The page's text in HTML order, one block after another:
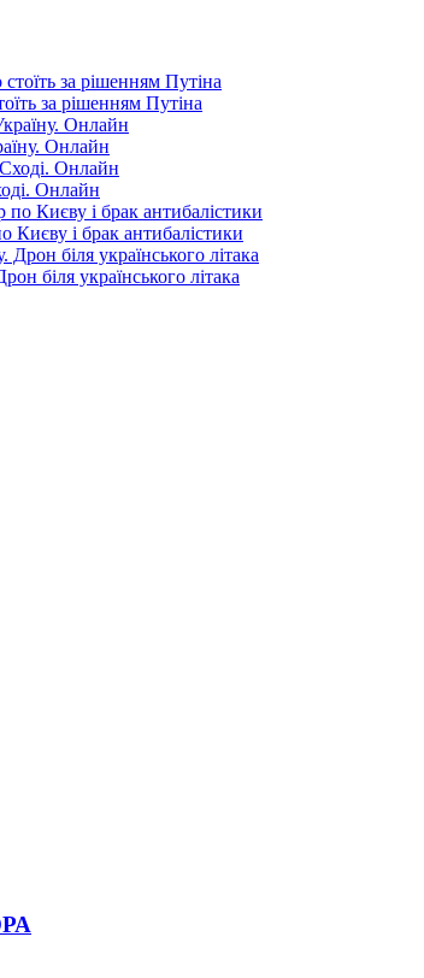
за рішенням Путіна
Онлайн
Онлайн
Києву і брак антибалістики
біля українського літака